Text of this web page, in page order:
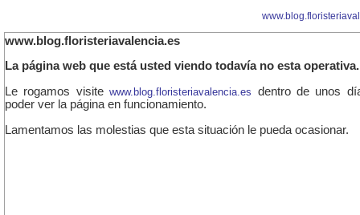
www.blog.floristeriavalencia.es
La página web que está usted viendo todavía no esta operativa.
Le rogamos visitewww.blog.floristeriavalencia.es dentro de unos
poder ver la página en funcionamiento.
Lamentamos las molestias que esta situación le pueda ocasionar.